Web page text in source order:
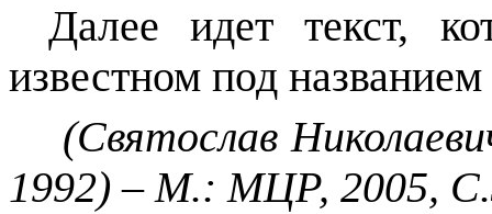
Далее идет текст,
известном под
(Святослав
1992) – М.: МЦР, 2005,